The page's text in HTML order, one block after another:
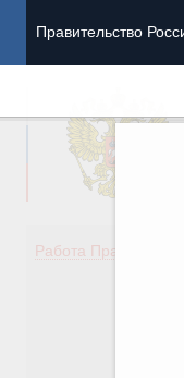
Правительство
Работа